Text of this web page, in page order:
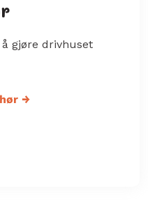
gjøre drivhuset
→